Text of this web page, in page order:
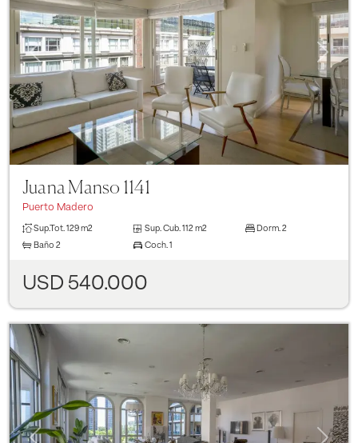
Previous Next
Juana Manso 1141
Puerto Madero
Sup.Tot.129 m2 Sup. Cub. 112 m2 Dorm. 2
Baño 2 Coch. 1
USD 540.000
Previous Next